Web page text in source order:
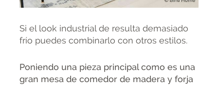
Si el look industrial de resulta demasiado
frío puedes combinarlo con otros estilos.
Poniendo una pieza principal como es una
gran mesa de comedor de madera y forja